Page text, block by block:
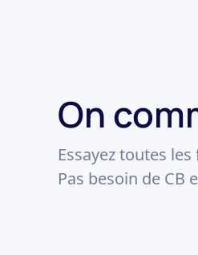
On
Essayez toutes
Pas besoin de CB